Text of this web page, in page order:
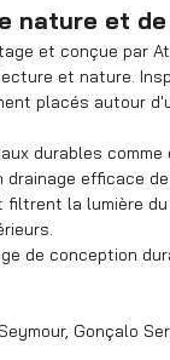
nature et
et conçue par
et nature.
placés autour
durables
efficace
la lumière
de conception
Gonçalo